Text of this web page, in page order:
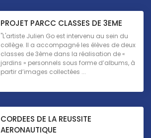
PROJET PARCC CLASSES DE 3EME
"L'artiste Julien Go est intervenu au sein du
collège. Il a accompagné les élèves de deux
classes de 3ème dans la réalisation de «
jardins » personnels sous forme d’albums, à
partir d’images collectées ...
CORDEES DE LA REUSSITE
AERONAUTIQUE